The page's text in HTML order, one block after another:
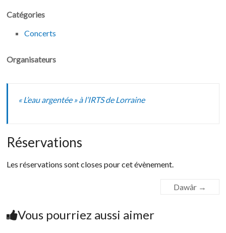
Catégories
Concerts
Organisateurs
« L’eau argentée » à l’IRTS de Lorraine
Réservations
Les réservations sont closes pour cet évènement.
Dawâr →
Vous pourriez aussi aimer